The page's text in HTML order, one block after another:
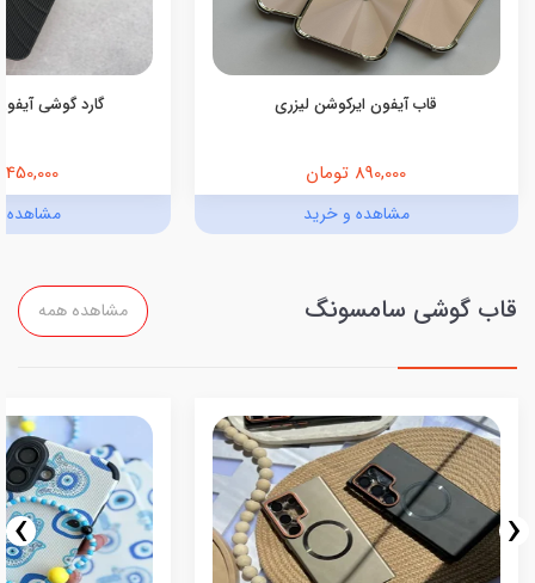
قاب آیفون ایرکوشن لیزری
890,000 تومان
مشاهده و خرید
گارد گوشی
450,000 تومان
مشاهده
قاب گوشی سامسونگ مشاهده همه
‹
›